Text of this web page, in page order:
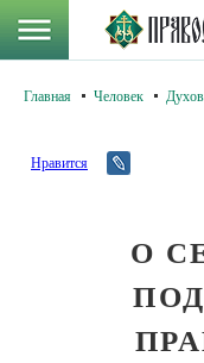
Главная Человек
Нравится
О